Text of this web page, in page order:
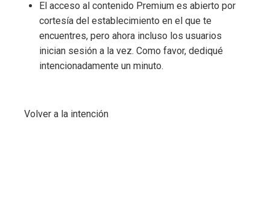
El acceso al contenido Premium es abierto por
cortesía del establecimiento en el que te
encuentres, pero ahora incluso los usuarios
inician sesión a la vez. Como favor, dediqué
intencionadamente un minuto.
Volver a la intención